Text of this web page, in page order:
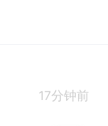
17分钟前